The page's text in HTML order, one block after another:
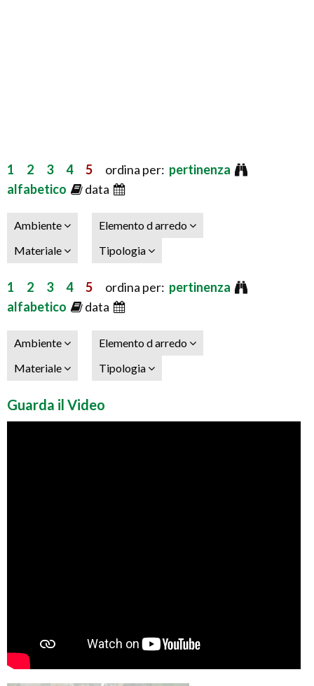
1 2 3 4 5 ordina per: pertinenza
alfabetico
data
Ambiente
Elemento d arredo
Materiale
Tipologia
1 2 3 4 5 ordina per: pertinenza
alfabetico
data
Ambiente
Elemento d arredo
Materiale
Tipologia
Guarda il Video